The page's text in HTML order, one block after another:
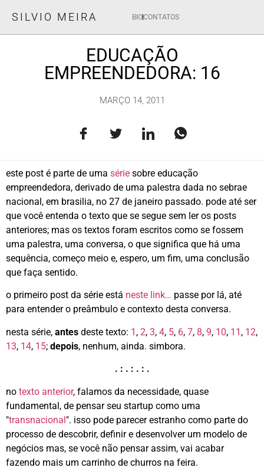
SILVIO MEIRA BIOCONTATOS
EDUCAÇÃO
EMPREENDEDORA: 16
MARÇO 14, 2011
este post é parte de uma série sobre educação
empreendedora, derivado de uma palestra dada no sebrae
nacional, em brasilia, no 27 de janeiro passado. pode até ser
que você entenda o texto que se segue sem ler os posts
anteriores; mas os textos foram escritos como se fossem
uma palestra, uma conversa, o que significa que há uma
sequência, começo meio e, espero, um fim, uma conclusão
que faça sentido.
o primeiro post da série está neste link… passe por lá, até
para entender o preâmbulo e contexto desta conversa.
nesta série, antes deste texto: 1 , 2, 3, 4, 5, 6, 7, 8, 9, 10, 11 , 12,
13, 14, 15; depois, nenhum, ainda. simbora.
. : . : . : .
no texto anterior, falamos da necessidade, quase
fundamental, de pensar seu startup como uma
"transnacional". isso pode parecer estranho como parte do
processo de descobrir, definir e desenvolver um modelo de
negócios mas, se você não pensar assim, vai acabar
fazendo mais um carrinho de churros na feira.